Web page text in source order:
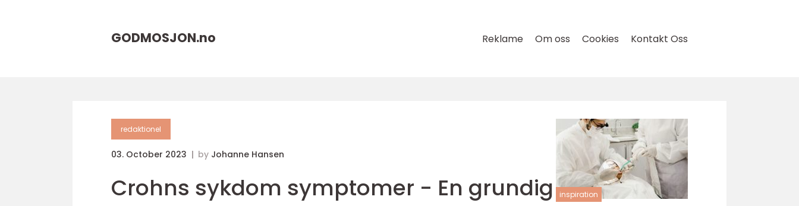
GODMOSJON.no Reklame Om oss Cookies Kontakt Oss
redaktionel
03. October 2023 by Johanne Hansen
Crohns sykdom symptomer - En grundig
inspiration